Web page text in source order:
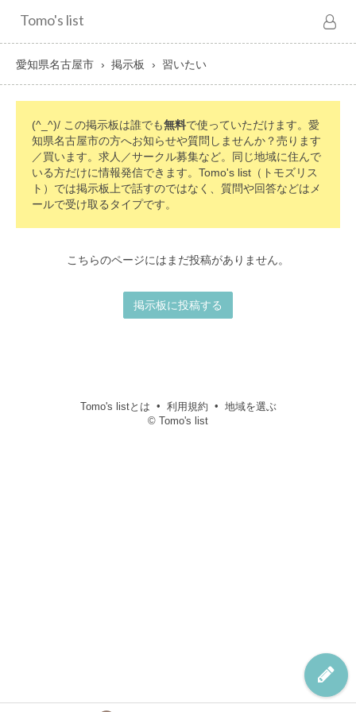
Tomo's list
愛知県名古屋市 掲示板 習いたい
(^_^)/ この掲示板は誰でも無料で使っていただけます。愛
知県名古屋市の方へお知らせや質問しませんか？売ります
／買います。求人／サークル募集など。同じ地域に住んで
いる方だけに情報発信できます。Tomo's list（トモズリス
ト）では掲示板上で話すのではなく、質問や回答などはメ
ールで受け取るタイプです。
こちらのページにはまだ投稿がありません。
掲示板に投稿する
Tomo's listとは 利用規約
地域を選ぶ
© Tomo's list